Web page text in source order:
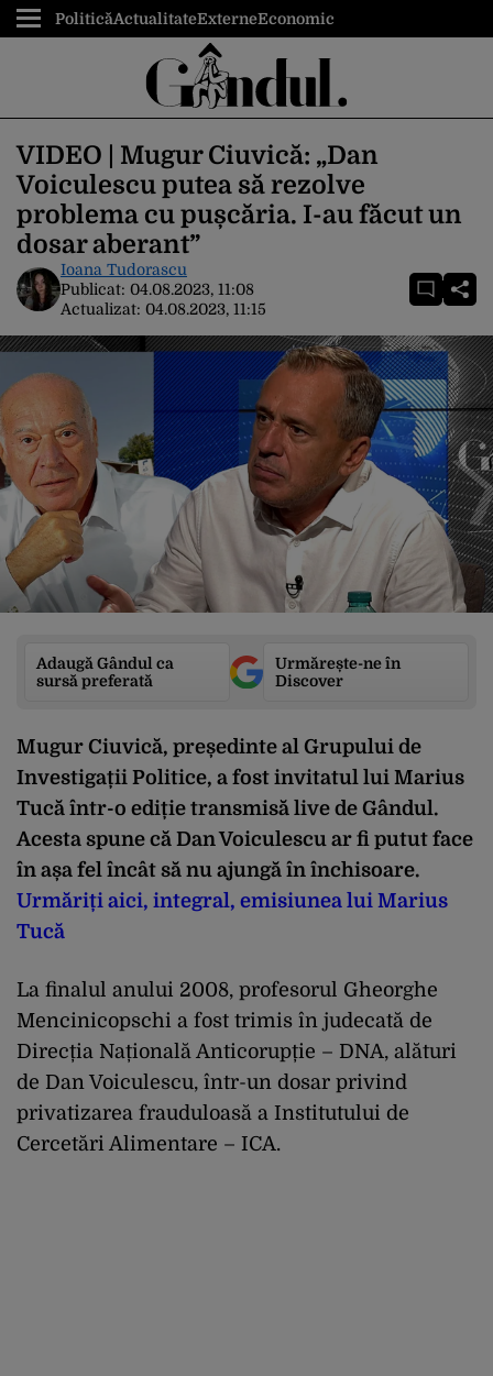
PoliticăActualitateExterneEconomic
VIDEO | Mugur Ciuvică: „Dan
Voiculescu putea să rezolve
problema cu pușcăria. I-au făcut un
dosar aberant”
Ioana Tudorascu
Publicat: 04.08.2023, 11:08
Actualizat: 04.08.2023, 11:15
Adaugă Gândul ca
sursă preferată
Urmărește-ne în
Discover
Mugur Ciuvică, președinte al Grupului de
Investigații Politice, a fost invitatul lui Marius
Tucă într-o ediție transmisă live de Gândul.
Acesta spune că Dan Voiculescu ar fi putut face
în așa fel încât să nu ajungă în închisoare.
Urmăriți aici, integral, emisiunea lui Marius
Tucă
La finalul anului 2008, profesorul Gheorghe
Mencinicopschi a fost trimis în judecată de
Direcția Națională Anticorupție – DNA, alături
de Dan Voiculescu, într-un dosar privind
privatizarea frauduloasă a Institutului de
Cercetări Alimentare – ICA.